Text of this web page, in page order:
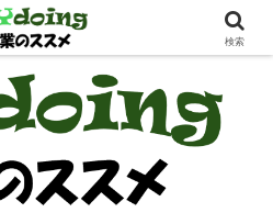
副業界隈
検索